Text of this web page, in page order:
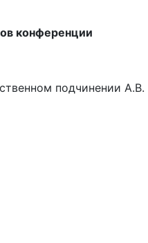
конференции
подчинении А.В.